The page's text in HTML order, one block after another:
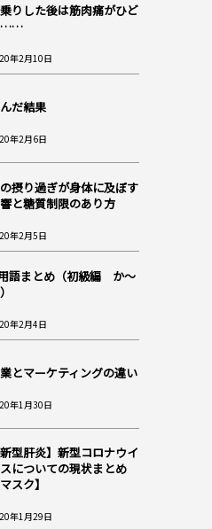
りした後は筋肉痛がひど
……
年2月10日
だ結果
年2月6日
摂り過ぎが身体に及ぼす
と糖質制限のあり方
年2月5日
語まとめ（初級編 か～
年2月4日
とマーケティングの違い
年1月30日
新型肝炎】新型コロナウイ
についての現状まとめ
マスク】
年1月29日